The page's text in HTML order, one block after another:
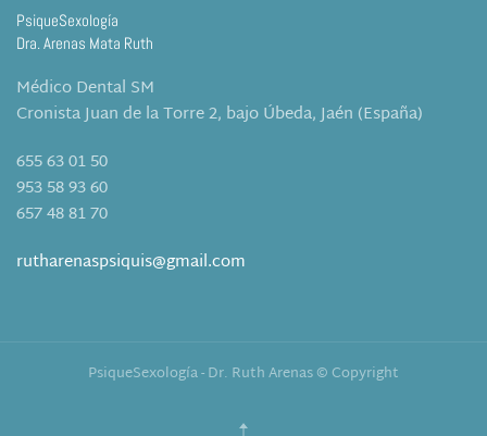
PsiqueSexología
Dra. Arenas Mata Ruth
Médico Dental SM
Cronista Juan de la Torre 2, bajo Úbeda, Jaén (España)
655 63 01 50
953 58 93 60
657 48 81 70
rutharenaspsiquis@gmail.com
PsiqueSexología - Dr. Ruth Arenas © Copyright